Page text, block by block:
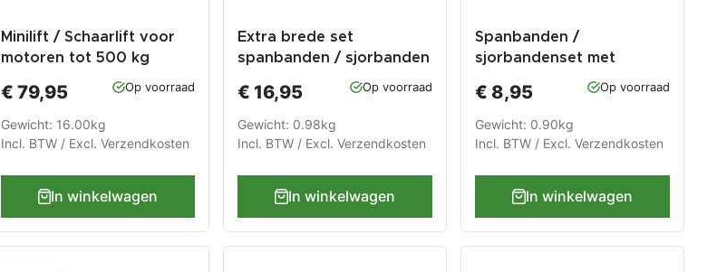
Minilift / Schaarlift voor
motoren tot 500 kg
€ 79,95 Op voorraad
Gewicht: 16.00kg
Incl. BTW / Excl. Verzendkosten
In winkelwagen
Extra brede set
spanbanden / sjorbanden
€ 16,95 Op voorraad
Gewicht: 0.98kg
Incl. BTW / Excl.Verzendkosten
In winkelwagen
Spanbanden /
sjorbandenset met
€ 8,95 Op voorraad
Gewicht: 0.90kg
Incl. BTW / Excl.Verzendkosten
In winkelwagen